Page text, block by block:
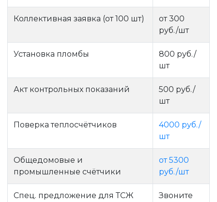
Коллективная заявка (от 100 шт)
от 300
руб./шт
Установка пломбы
800 руб./
шт
Акт контрольных показаний
500 руб./
шт
Поверка теплосчётчиков
4000 руб./
шт
Общедомовые и
промышленные счётчики
от 5300
руб./шт
Спец. предложение для ТСЖ Звоните